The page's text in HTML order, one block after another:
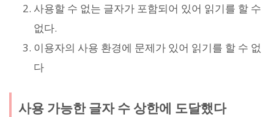
사용할 수 없는 글자가 포함되어 있어 읽기를 할 수
없다.
이용자의 사용 환경에 문제가 있어 읽기를 할 수 없
다
사용 가능한 글자 수 상한에 도달했다